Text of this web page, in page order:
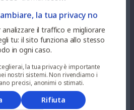
soleggiato
soleggiato
niente
soleggiato
la tua privacy no
analizzare il traffico e migliorare
tu: il sito funziona allo stesso
in ogni caso.
la tua privacy è importante
nostri sistemi. Non rivendiamo i
precisi, anonimi o stimati.
Rifiuta